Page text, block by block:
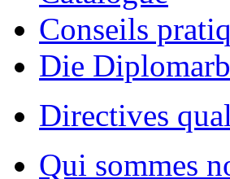
Qui sommes
Emplois
Presse
Partenaires +
Prot. des